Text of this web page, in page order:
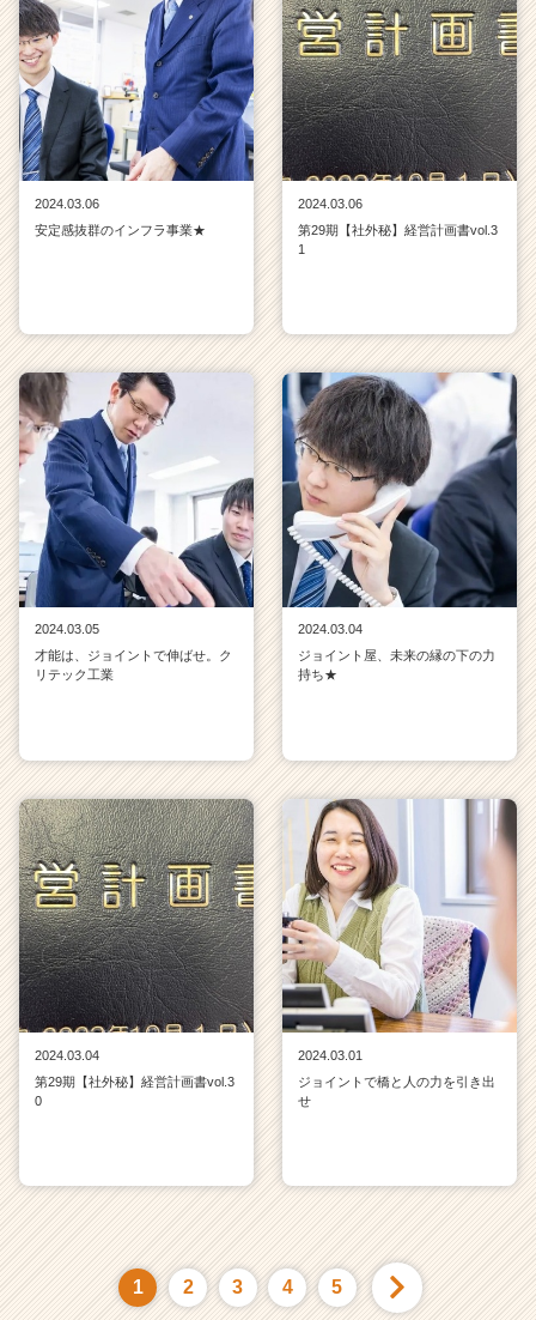
2024.03.06
安定感抜群のインフラ事業★
2024.03.06
第29期【社外秘】経営計画書vol.3
1
2024.03.05
才能は、ジョイントで伸ばせ。ク
リテック工業
2024.03.04
ジョイント屋、未来の縁の下の力
持ち★
2024.03.04
第29期【社外秘】経営計画書vol.3
0
2024.03.01
ジョイントで橋と人の力を引き出
せ
1 2 3 4 5